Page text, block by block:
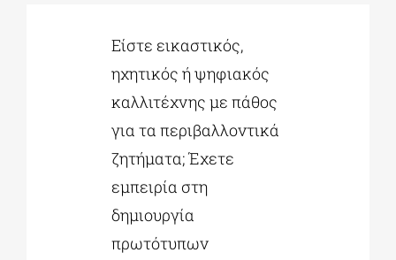
ΕΚΠΑΙΔΕΥΤΙΚΑ ΙΔΡΥΜΑΤΑ
ΠΟΛΙΤΙΣΤΙΚΟΙ ΦΟΡΕΙΣ
Είστε εικαστικός,
ηχητικός ή ψηφιακός
καλλιτέχνης με πάθος
για τα περιβαλλοντικά
ζητήματα; Έχετε
εμπειρία στη
δημιουργία
πρωτότυπων